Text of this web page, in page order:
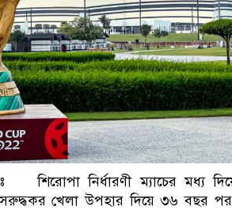
শিরোপা নির্ধারণী ম্যাচের মধ্য
খেলা উপহার দিয়ে ৩৬ বছর